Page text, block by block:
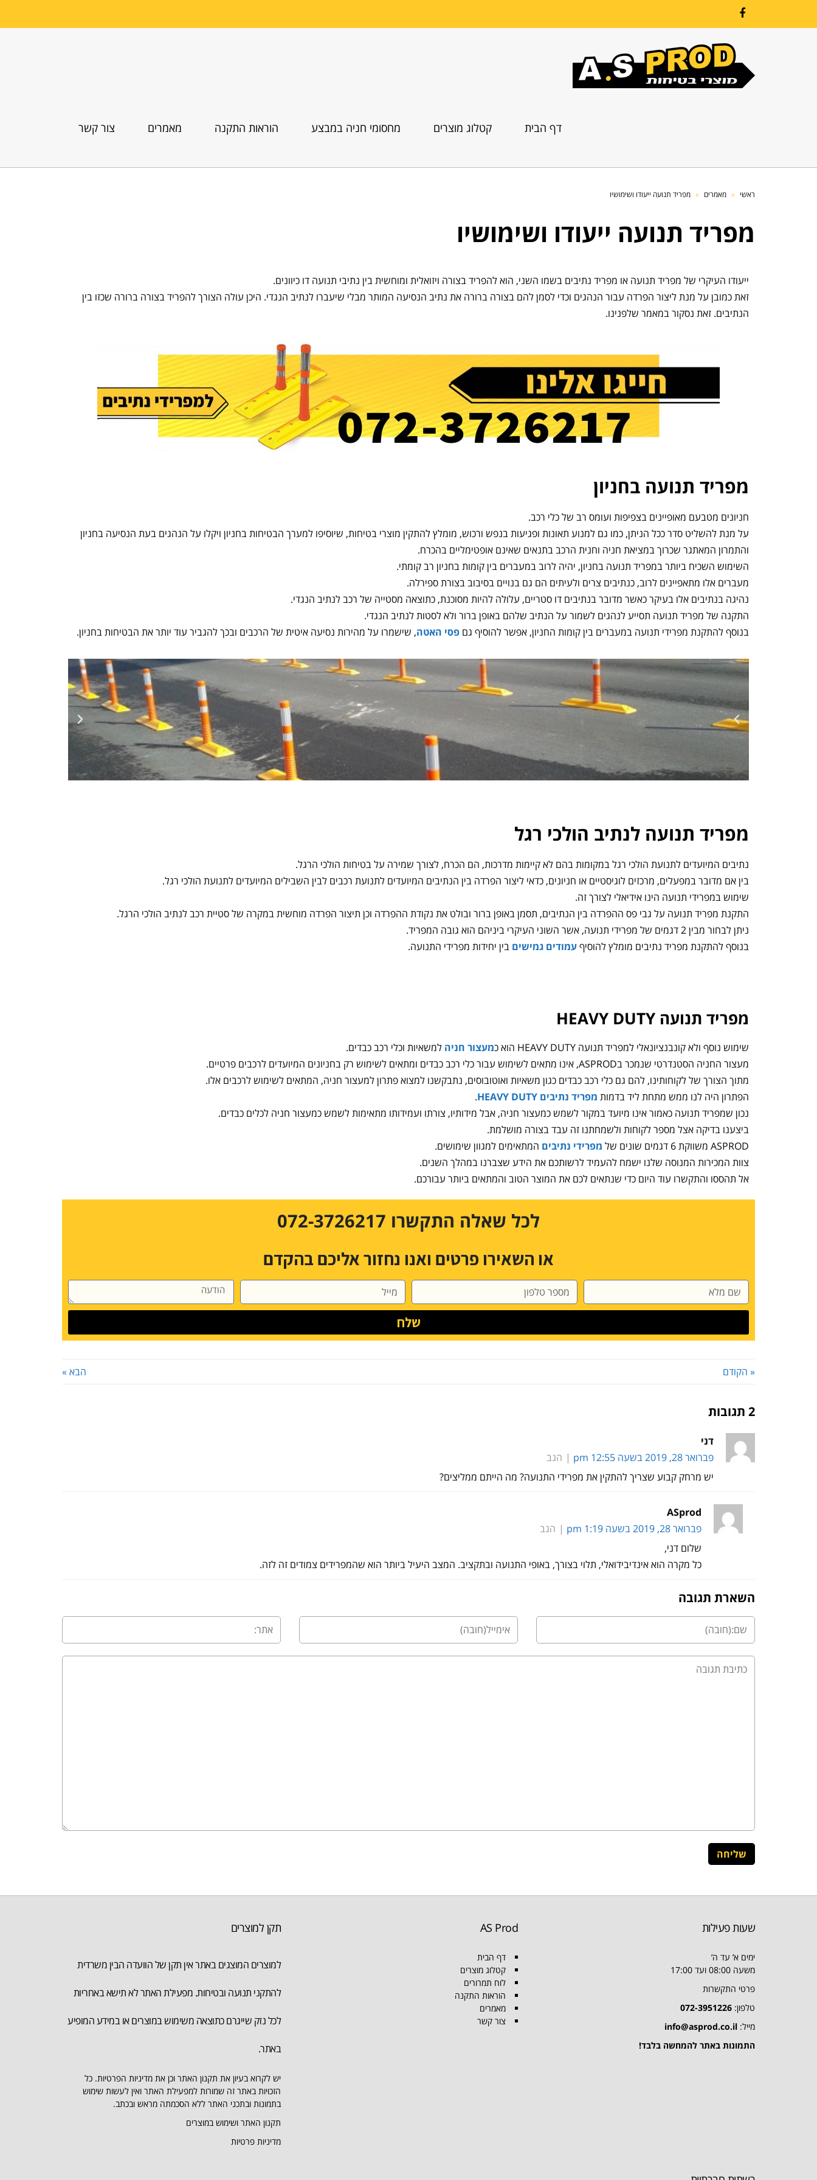
דף הבית קטלוג מוצרים מחסומי חניה במבצע הוראות התקנה מאמרים צור קשר
ראשי » מאמרים » מפריד תנועה ייעודו ושימושיו
מפריד תנועה ייעודו ושימושיו
ייעודו העיקרי של מפריד תנועה או מפריד נתיבים בשמו השני, הוא להפריד בצורה ויזואלית ומוחשית בין נתיבי תנועה דו כיוונים.
זאת כמובן על מנת ליצור הפרדה עבור הנהגים וכדי לסמן להם בצורה ברורה את נתיב הנסיעה המותר מבלי שיעברו לנתיב הנגדי. היכן עולה הצורך להפריד בצורה ברורה שכזו בין
הנתיבים. זאת נסקור במאמר שלפנינו.
מפריד תנועה בחניון
חניונים מטבעם מאופיינים בצפיפות ועומס רב של כלי רכב.
על מנת להשליט סדר ככל הניתן, כמו גם למנוע תאונות ופגיעות בנפש ורכוש, מומלץ להתקין מוצרי בטיחות, שיוסיפו למערך הבטיחות בחניון ויקלו על הנהגים בעת הנסיעה בחניון
והתמרון המאתגר שכרוך במציאת חניה וחנית הרכב בתנאים שאינם אופטימליים בהכרח.
השימוש השכיח ביותר במפריד תנועה בחניון, יהיה לרוב במעברים בין קומות בחניון רב קומתי.
מעברים אלו מתאפיינים לרוב, כנתיבים צרים ולעיתים הם גם בנויים בסיבוב בצורת ספירלה.
נהיגה בנתיבים אלו בעיקר כאשר מדובר בנתיבים דו סטריים, עלולה להיות מסוכנת, כתוצאה מסטייה של רכב לנתיב הנגדי.
התקנה של מפריד תנועה תסייע לנהגים לשמור על הנתיב שלהם באופן ברור ולא לסטות לנתיב הנגדי.
בנוסף להתקנת מפרידי תנועה במעברים בין קומות החניון, אפשר להוסיף גם פסי האטה, שישמרו על מהירות נסיעה איטית של הרכבים ובכך להגביר עוד יותר את הבטיחות בחניון.
מפריד תנועה לנתיב הולכי רגל
נתיבים המיועדים לתנועת הולכי רגל במקומות בהם לא קיימות מדרכות, הם הכרח, לצורך שמירה על בטיחות הולכי הרגל.
בין אם מדובר במפעלים, מרכזים לוגיסטיים או חניונים, כדאי ליצור הפרדה בין הנתיבים המיועדים לתנועת רכבים לבין השבילים המיועדים לתנועת הולכי רגל.
שימוש במפרידי תנועה הינו אידיאלי לצורך זה.
התקנת מפריד תנועה על גבי פס ההפרדה בין הנתיבים, תסמן באופן ברור ובולט את נקודת ההפרדה וכן תיצור הפרדה מוחשית במקרה של סטיית רכב לנתיב הולכי הרגל.
ניתן לבחור מבין 2 דגמים של מפרידי תנועה, אשר השוני העיקרי ביניהם הוא גובה המפריד.
בנוסף להתקנת מפריד נתיבים מומלץ להוסיףעמודים גמישים בין יחידות מפרידי התנועה.
מפריד תנועה HEAVY DUTY
שימוש נוסף ולא קונבנציונאלי למפריד תנועה HEAVY DUTY הוא כ מעצור חניה למשאיות וכלי רכב כבדים.
מעצור החניה הסטנדרטי שנמכר בASPROD, אינו מתאים לשימוש עבור כלי רכב כבדים ומתאים לשימוש רק בחניונים המיועדים לרכבים פרטיים.
מתוך הצורך של לקוחותינו, להם גם כלי רכב כבדים כגון משאיות ואוטובוסים, נתבקשנו למצוא פתרון למעצור חניה, המתאים לשימוש לרכבים אלו.
הפתרון היה לנו ממש מתחת ליד בדמות מפריד נתיבים HEAVY DUTY
.
נכון שמפריד תנועה כאמור אינו מיועד במקור לשמש כמעצור חניה, אבל מידותיו, צורתו ועמידותו מתאימות לשמש כמעצור חניה לכלים כבדים.
ביצענו בדיקה אצל מספר לקוחות ולשמחתנו זה עבד בצורה מושלמת.
ASPROD משווקת 6 דגמים שונים של
מפרידי נתיבים המתאימים למגוון שימושים.
צוות המכירות המנוסה שלנו ישמח להעמיד לרשותכם את הידע שצברנו במהלך השנים.
אל תהססו והתקשרו עוד היום כדי שנתאים לכם את המוצר הטוב והמתאים ביותר עבורכם.
לכל שאלה התקשרו 072-3726217
או השאירו פרטים ואנו נחזור אליכם בהקדם
שלח
« הקודם הבא »
2 תגובות
דני
פברואר 28, 2019 בשעה 12:55 pm
הגב
יש מרחק קבוע שצריך להתקין את מפרידי התנועה? מה הייתם ממליצים?
ASprod
פברואר 28, 2019 בשעה 1:19 pm
הגב
שלום דני,
כל מקרה הוא אינדיבידואלי, תלוי בצורך, באופי התנועה ובתקציב. המצב היעיל ביותר הוא שהמפרידים צמודים זה לזה.
השארת תגובה
שעות פעילות
ימים א’ עד ה’
משעה 08:00 ועד 17:00
פרטי התקשרות
טלפון: 072-3951226
מייל: info@asprod.co.il
התמונות באתר להמחשה בלבד!
AS Prod
דף הבית
קטלוג מוצרים
לוח תמרורים
הוראות התקנה
מאמרים
צור קשר
תקן למוצרים
למוצרים המוצגים באתר אין תקן של הוועדה הבין משרדית
להתקני תנועה ובטיחות. מפעילת האתר לא תישא באחריות
לכל נזק שייגרם כתוצאה משימוש במוצרים או במידע המופיע
באתר.
יש לקרוא בעיון את תקנון האתר וכן את מדיניות הפרטיות. כל
הזכויות באתר זה שמורות למפעילת האתר ואין לעשות שימוש
בתמונות ובתכני האתר ללא הסכמתה מראש ובכתב.
תקנון האתר ושימוש במוצרים
מדיניות פרטיות